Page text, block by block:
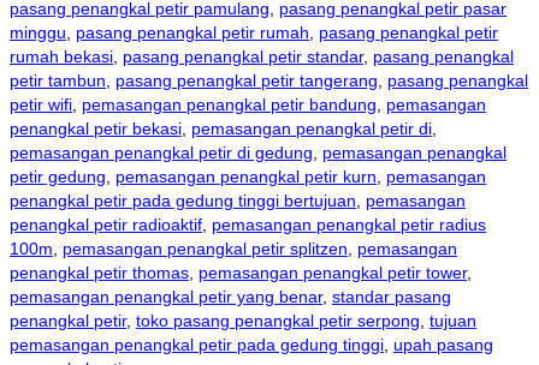
pasang penangkal petir pamulang
pasang penangkal petir pasar
minggu
pasang penangkal petir rumah
pasang penangkal petir
rumah bekasi pasang penangkal petir standar, pasang penangkal
petir tambun
pasang penangkal petir tangerang
pasang penangkal
petir wifi pemasangan penangkal petir bandung
pemasangan
penangkal petir bekasi pemasangan penangkal petir di
pemasangan penangkal petir di gedung
pemasangan penangkal
petir gedung
pemasangan penangkal petir kurn
pemasangan
penangkal petir pada gedung tinggi bertujuan
pemasangan
penangkal petir radioaktif pemasangan penangkal petir radius
100m
pemasangan penangkal petir splitzen
pemasangan
penangkal petir thomas pemasangan penangkal petir tower,
pemasangan penangkal petir yang benar, standar pasang
penangkal petir, toko pasang penangkal petir serpong tujuan
pemasangan penangkal petir pada gedung tinggi upah pasang